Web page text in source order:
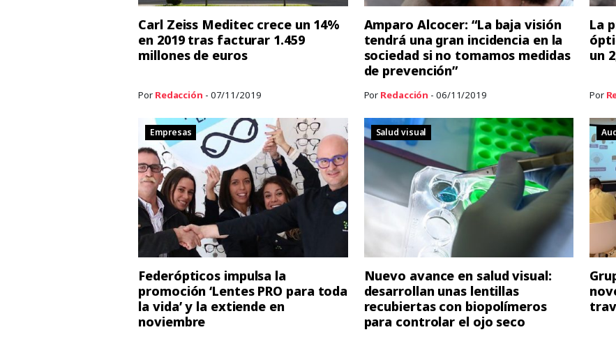
Carl Zeiss Meditec crece un 14%
en 2019 tras facturar 1.459
millones de euros
Por Redacción - 07/11/2019
Amparo Alcocer: “La baja visión
tendrá una gran incidencia en la
sociedad si no tomamos medidas
de prevención”
Por Redacción - 06/11/2019
La
un
Por
Empresas
Federópticos impulsa la
promoción ‘Lentes PRO para toda
la vida’ y la extiende en
noviembre
Salud visual
Nuevo avance en salud visual:
desarrollan unas lentillas
recubiertas con biopolímeros
para controlar el ojo seco